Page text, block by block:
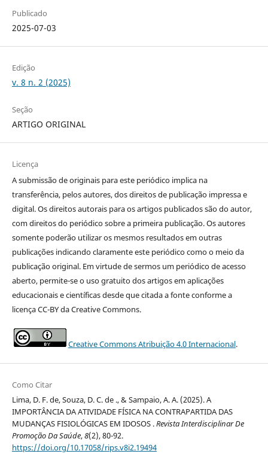
Publicado
2025-07-03
Edição
v. 8 n. 2 (2025)
Seção
ARTIGO ORIGINAL
Licença
A submissão de originais para este periódico implica na
transferência, pelos autores, dos direitos de publicação impressa e
digital. Os direitos autorais para os artigos publicados são do autor,
com direitos do periódico sobre a primeira publicação. Os autores
somente poderão utilizar os mesmos resultados em outras
publicações indicando claramente este periódico como o meio da
publicação original. Em virtude de sermos um periódico de acesso
aberto, permite-se o uso gratuito dos artigos em aplicações
educacionais e científicas desde que citada a fonte conforme a
licença CC-BY da Creative Commons.
Creative Commons Atribuição 4.0 Internacional.
Como Citar
Lima, D. F. de, Souza, D. C. de ., & Sampaio, A. A. (2025). A
IMPORTÂNCIA DA ATIVIDADE FÍSICA NA CONTRAPARTIDA DAS
MUDANÇAS FISIOLÓGICAS EM IDOSOS .Revista Interdisciplinar De
Promoção Da Saúde,8(2), 80-92.
https://doi.org/10.17058/rips.v8i2.19494